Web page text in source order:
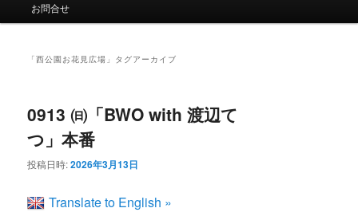
イ
ン
コ
ン
テ
ブ
コ
ン
テ
ン
お問合せ
「西公園お花見広場 」タグアーカイブ
0913 ㈰「BWO with 渡辺て
つ」本番
投稿日時:2026年3月13日
Translate to English »